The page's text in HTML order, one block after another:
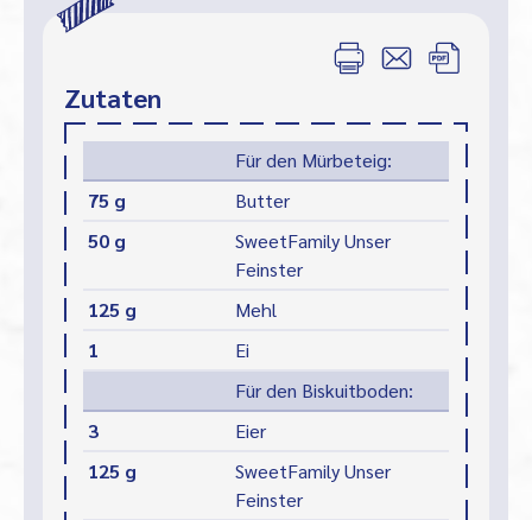
Zutaten
Für den Mürbeteig:
75 g
Butter
50 g
SweetFamily Unser
Feinster
125 g
Mehl
1
Ei
Für den Biskuitboden:
3
Eier
125 g
SweetFamily Unser
Feinster